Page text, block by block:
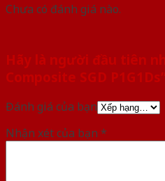
Chưa có đánh giá nào.
Hãy là người đầu tiên
Composite SGD
Đánh giá của bạn
Nhận xét của bạn *